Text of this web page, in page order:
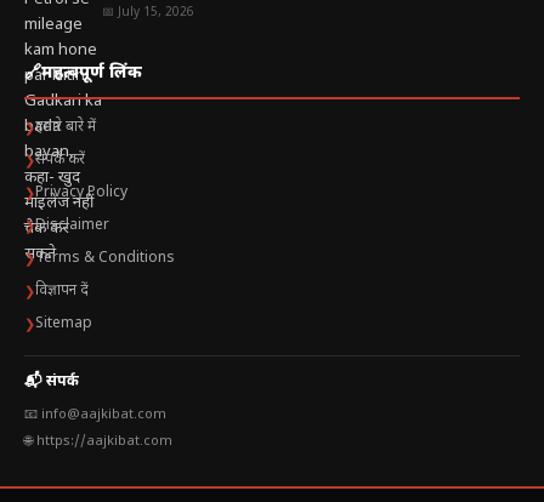
📅 July 15, 2026
🔗महत्वपूर्ण लिंक
❯हमारे बारे में
❯संपर्क करें
❯Privacy Policy
❯Disclaimer
❯Terms & Conditions
❯विज्ञापन दें
❯Sitemap
📬 संपर्क
📧 info@aajkibat.com
🌐 https://aajkibat.com